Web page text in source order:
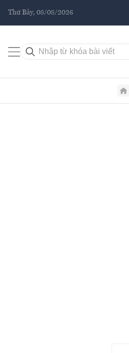
Thứ Bảy, 08/08/2026